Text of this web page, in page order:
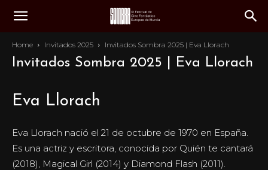
Home Invitados 2025 Invitados Sombra 2025 | Eva Llorach
Invitados Sombra 2025 | Eva Llorach
Eva Llorach
Eva Llorach nació el 21 de octubre de 1970 en España.
Es una actriz y escritora, conocida por Quién te cantará
(2018), Magical Girl (2014) y Diamond Flash (2011).